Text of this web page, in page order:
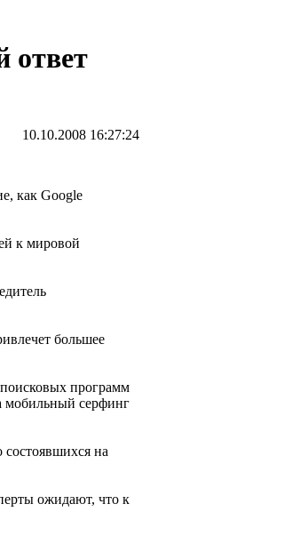
ответ
10.10.2008 16:27:24
как Google
к мировой
большее
программ
мобильный серфинг
на
ожидают, что к